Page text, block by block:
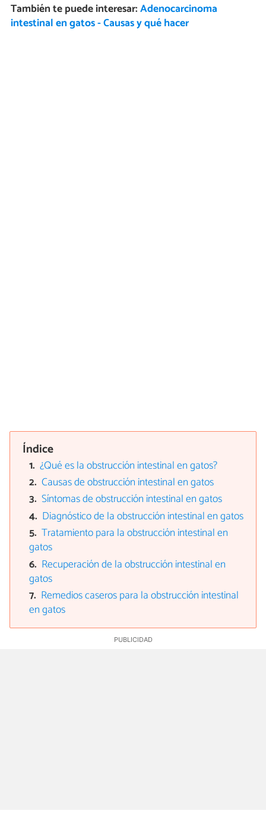
También te puede interesar:Adenocarcinoma
intestinal en gatos - Causas y qué hacer
Índice
¿Qué es la obstrucción intestinal en gatos?
Causas de obstrucción intestinal en gatos
Síntomas de obstrucción intestinal en gatos
Diagnóstico de la obstrucción intestinal en gatos
Tratamiento para la obstrucción intestinal en
gatos
Recuperación de la obstrucción intestinal en
gatos
Remedios caseros para la obstrucción intestinal
en gatos